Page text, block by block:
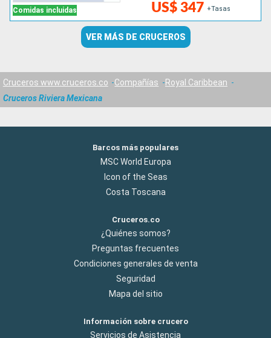
Comidas incluidas US$ 347 +Tasas
VER MÁS DE CRUCEROS
Cruceros www.cruceros.co Compañías
Royal Caribbean
Cruceros Riviera Mexicana
Barcos más populares
MSC World Europa
Icon of the Seas
Costa Toscana
Cruceros.co
¿Quiénes somos?
Preguntas frecuentes
Condiciones generales de venta
Seguridad
Mapa del sitio
Información sobre crucero
Servicios de Asistencia